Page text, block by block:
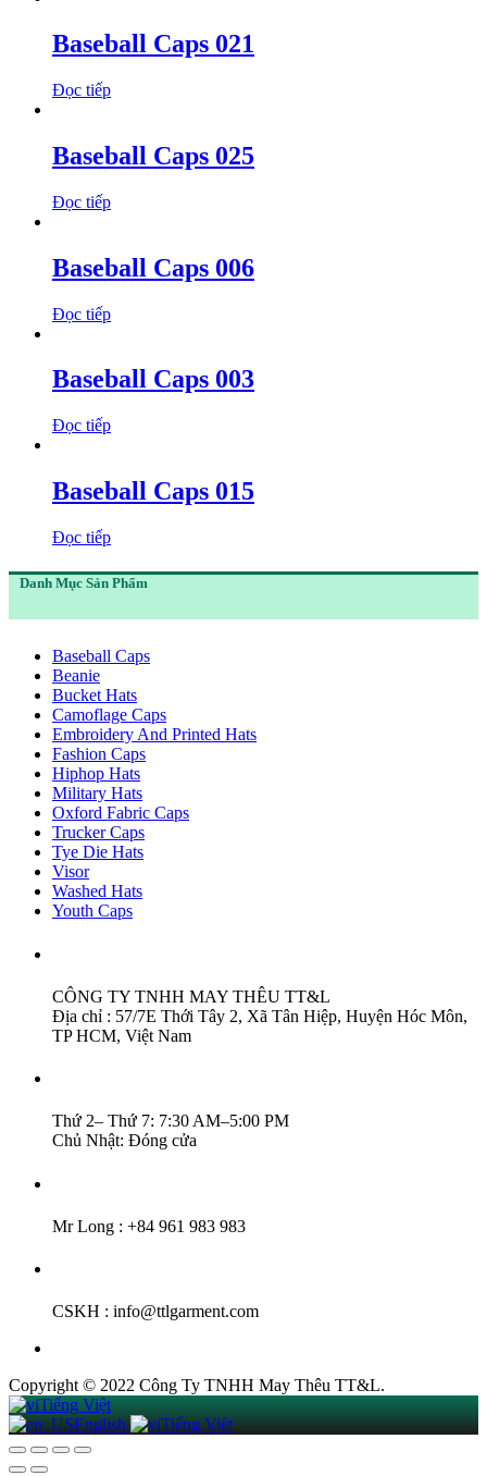
Baseball Caps 021
Đọc tiếp
Baseball Caps 025
Đọc tiếp
Baseball Caps 006
Đọc tiếp
Baseball Caps 003
Đọc tiếp
Baseball Caps 015
Đọc tiếp
Danh Mục Sản Phẩm
Baseball Caps
Beanie
Bucket Hats
Camoflage Caps
Embroidery And Printed Hats
Fashion Caps
Hiphop Hats
Military Hats
Oxford Fabric Caps
Trucker Caps
Tye Die Hats
Visor
Washed Hats
Youth Caps
CÔNG TY TNHH MAY THÊU TT&L
Địa chỉ : 57/7E Thới Tây 2, Xã Tân Hiệp, Huyện Hóc Môn,
TP HCM, Việt Nam
Thứ 2– Thứ 7: 7:30 AM–5:00 PM
Chủ Nhật: Đóng cửa
Mr Long : +84 961 983 983
CSKH : info@ttlgarment.com
Copyright © 2022 Công Ty TNHH May Thêu TT&L.
Tiếng Việt
English
Tiếng Việt